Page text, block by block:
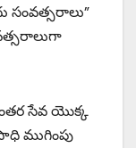
సంవత్సరాలు”
సేవ యొక్క
ముగింపు